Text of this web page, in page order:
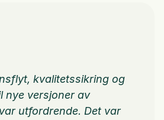
kvalitetssikring og
nye versjoner av
utfordrende. Det var